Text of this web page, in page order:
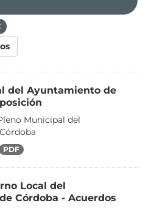
del Ayuntamiento de
Municipal del
PDF
Local del
Córdoba - Acuerdos